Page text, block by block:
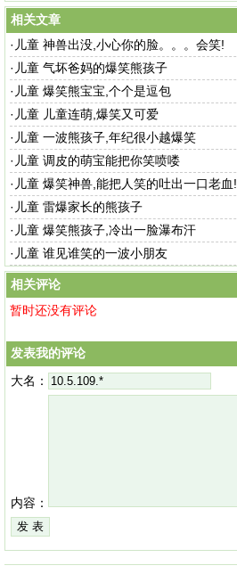
相关文章
· 儿童 神兽出没,小心你的脸。。。会笑!
· 儿童 气坏爸妈的爆笑熊孩子
· 儿童 爆笑熊宝宝,个个是逗包
· 儿童 儿童连萌,爆笑又可爱
· 儿童 一波熊孩子,年纪很小越爆笑
· 儿童 调皮的萌宝能把你笑喷喽
· 儿童 爆笑神兽,能把人笑的吐出一口老血!
· 儿童 雷爆家长的熊孩子
· 儿童 爆笑熊孩子,冷出一脸瀑布汗
· 儿童 谁见谁笑的一波小朋友
相关评论
暂时还没有评论
发表我的评论
大名：
内容：